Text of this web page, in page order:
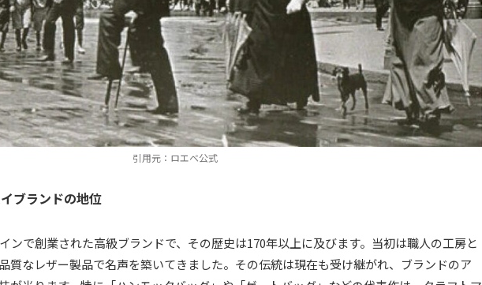
引用元：ロエベ公式
ブランドの地位
ンで創業された高級ブランドで、その歴史は170年以上に及びます。当初は職人の工房と
質なレザー製品で名声を築いてきました。その伝統は現在も受け継がれ、ブランドのア